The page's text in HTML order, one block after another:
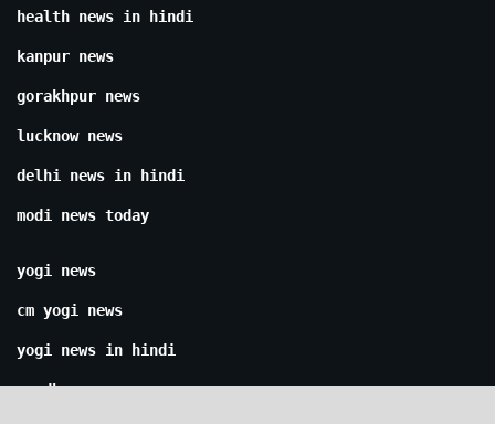
health news in hindi
kanpur news
gorakhpur news
lucknow news
delhi news in hindi
modi news today
yogi news
cm yogi news
yogi news in hindi
ayodhya news